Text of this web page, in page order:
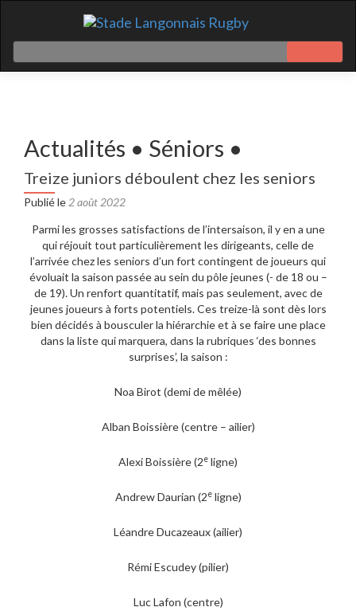
Actualités • Séniors •
Treize juniors déboulent chez les seniors
Publié le 2 août 2022
Parmi les grosses satisfactions de l’intersaison, il y en a une
qui réjouit tout particulièrement les dirigeants, celle de
l’arrivée chez les seniors d’un fort contingent de joueurs qui
évoluait la saison passée au sein du pôle jeunes (- de 18 ou –
de 19). Un renfort quantitatif, mais pas seulement, avec de
jeunes joueurs à forts potentiels. Ces treize-là sont dès lors
bien décidés à bousculer la hiérarchie et à se faire une place
dans la liste qui marquera, dans la rubriques ‘des bonnes
surprises’, la saison :
Noa Birot (demi de mêlée)
Alban Boissière (centre – ailier)
Alexi Boissière (2e ligne)
Andrew Daurian (2eligne)
Léandre Ducazeaux (ailier)
Rémi Escudey (pilier)
Luc Lafon (centre)